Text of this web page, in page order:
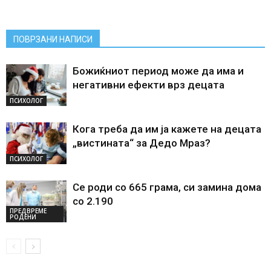
ПОВРЗАНИ НАПИСИ
ПСИХОЛОГ
Божиќниот период може да има и
негативни ефекти врз децата
ПСИХОЛОГ
Кога треба да им ја кажете на децата
„вистината“ за Дедо Мраз?
ПРЕДВРЕМЕ
РОДЕНИ
Се роди со 665 грама, си замина дома
со 2.190